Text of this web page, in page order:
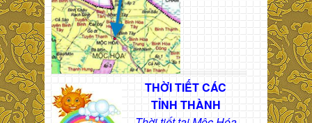
THỜI TIẾT CÁC
TỈNH THÀNH